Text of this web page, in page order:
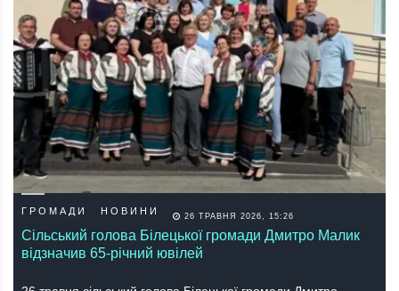
ГРОМАДИ НОВИНИ 26 ТРАВНЯ 2026, 15:26
Сільський голова Білецької громади Дмитро Малик
відзначив 65-річний ювілей